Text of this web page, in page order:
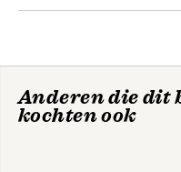
Andere boeken
Anderen die dit
kochten ook